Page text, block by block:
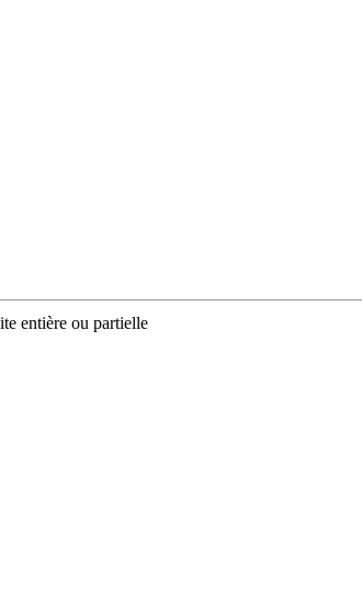
entière ou partielle